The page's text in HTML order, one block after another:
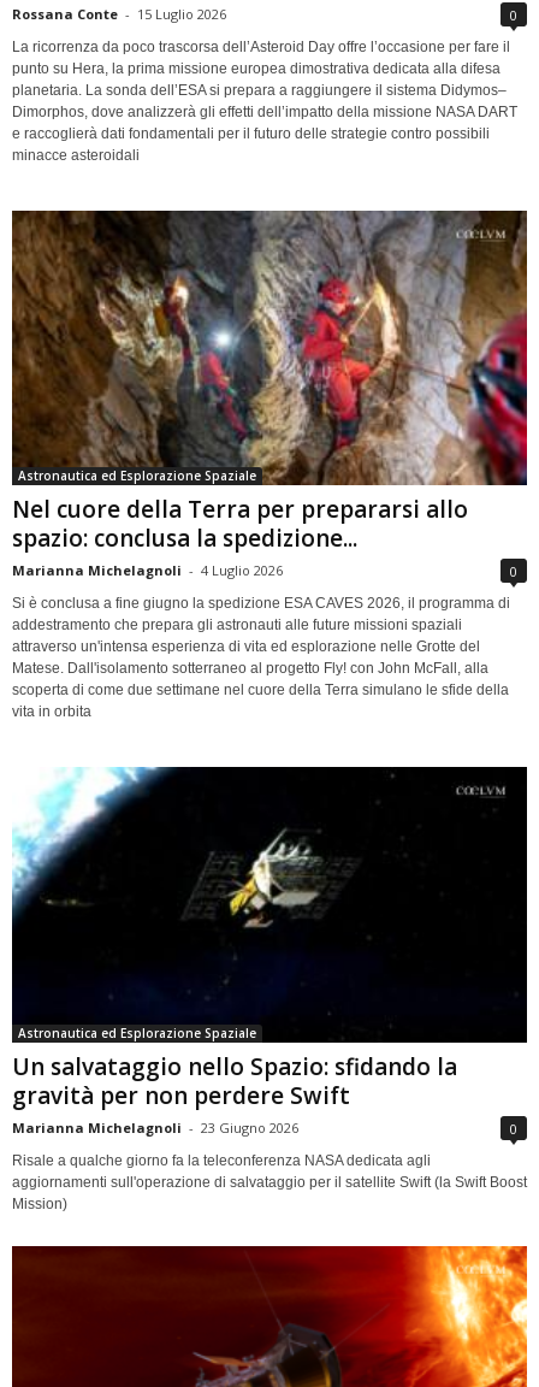
Rossana Conte - 15 Luglio 2026 0
La ricorrenza da poco trascorsa dell’Asteroid Day offre l’occasione per fare il
punto su Hera, la prima missione europea dimostrativa dedicata alla difesa
planetaria. La sonda dell’ESA si prepara a raggiungere il sistema Didymos–
Dimorphos, dove analizzerà gli effetti dell’impatto della missione NASA DART
e raccoglierà dati fondamentali per il futuro delle strategie contro possibili
minacce asteroidali
Astronautica ed Esplorazione Spaziale
Nel cuore della Terra per prepararsi allo
spazio: conclusa la spedizione...
Marianna Michelagnoli - 4 Luglio 2026 0
Si è conclusa a fine giugno la spedizione ESA CAVES 2026, il programma di
addestramento che prepara gli astronauti alle future missioni spaziali
attraverso un'intensa esperienza di vita ed esplorazione nelle Grotte del
Matese. Dall'isolamento sotterraneo al progetto Fly! con John McFall, alla
scoperta di come due settimane nel cuore della Terra simulano le sfide della
vita in orbita
Astronautica ed Esplorazione Spaziale
Un salvataggio nello Spazio: sfidando la
gravità per non perdere Swift
Marianna Michelagnoli - 23 Giugno 2026 0
Risale a qualche giorno fa la teleconferenza NASA dedicata agli
aggiornamenti sull'operazione di salvataggio per il satellite Swift (la Swift Boost
Mission)